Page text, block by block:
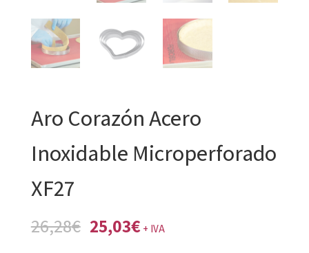
Aro Corazón Acero
Inoxidable Microperforado
XF27
26,28€ El
25,03€El
+ IVA